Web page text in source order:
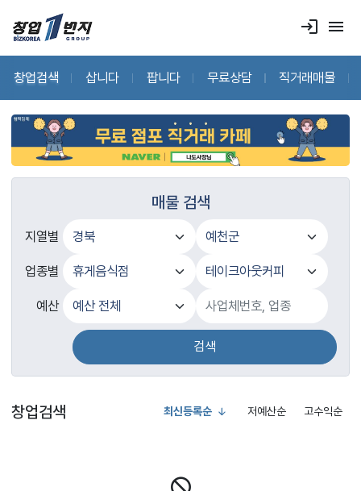
login menu
창업검색 삽니다 팝니다 무료상담 직거래매물
매물 검색
지열별
업종별
예산
검색
창업검색 최신등록순 저예산순 고수익순